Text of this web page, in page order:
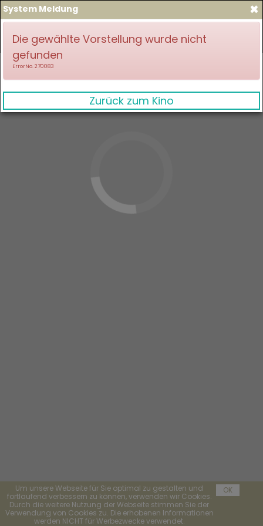
Um unsere Webseite für Sie optimal zu gestalten und
fortlaufend verbessern zu können, verwenden wir Cookies.
Durch die weitere Nutzung der Webseite stimmen Sie der
Verwendung von Cookies zu. Die erhobenen Informationen
werden NICHT für Werbezwecke verwendet.
OK
×
System Meldung
Die gewählte Vorstellung wurde nicht
gefunden
ErrorNo. 270083
Zurück zum Kino